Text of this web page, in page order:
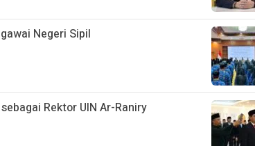
Negeri Sipil
Rektor UIN Ar-Raniry